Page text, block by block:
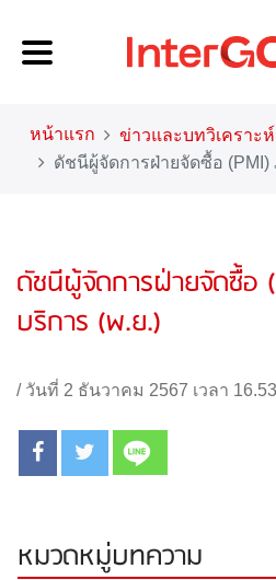
หน้าแรก
ข่าวและบทวิเคราะห์
ดัชนีผู้จัดการฝ่ายจัดซื้อ
ดัชนีผู้จัดการฝ่ายจัดซื้อ
บริการ (พ.ย.)
/ วันที่ 2 ธันวาคม 2567 เวลา
หมวดหมู่บทความ